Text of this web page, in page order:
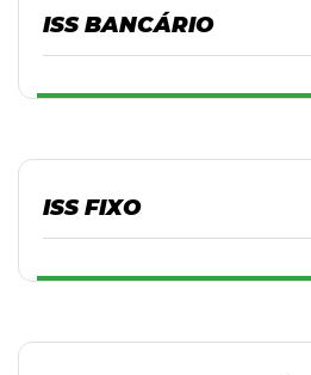
ISS BANCÁRIO
ISS FIXO